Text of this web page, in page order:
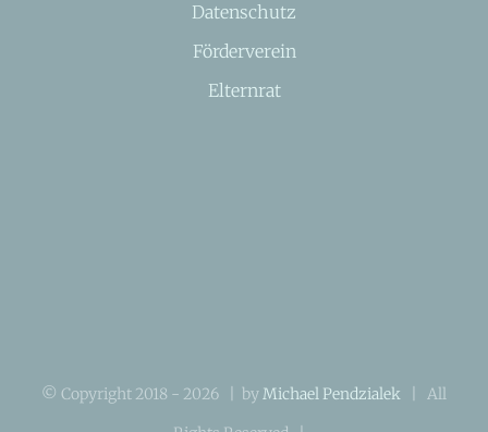
Datenschutz
Förderverein
Elternrat
© Copyright 2018 - 2026 | byMichael Pendzialek | All